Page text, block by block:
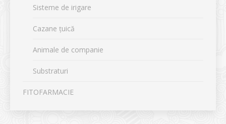
Sisteme de irigare
Cazane țuică
Animale de companie
Substraturi
FITOFARMACIE